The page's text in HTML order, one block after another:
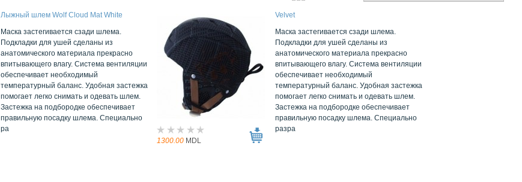
Лыжный шлем Wolf Cloud Mat White
Маска застегивается сзади шлема.
Подкладки для ушей сделаны из
анатомического материала прекрасно
впитывающего влагу. Система вентиляции
обеспечивает необходимый
температурный баланс. Удобная застежка
помогает легко снимать и одевать шлем.
Застежка на подбородке обеспечивает
правильную посадку шлема. Специально
ра
1300.00 MDL
Velvet
Маска застегивается сзади шлема.
Подкладки для ушей сделаны из
анатомического материала прекрасно
впитывающего влагу. Система вентиляции
обеспечивает необходимый
температурный баланс. Удобная застежка
помогает легко снимать и одевать шлем.
Застежка на подбородке обеспечивает
правильную посадку шлема. Специально
разра